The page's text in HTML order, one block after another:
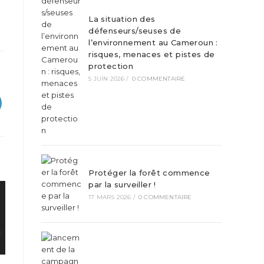
La situation des
défenseurs/seuses de
l’environnement au Cameroun :
risques, menaces et pistes de
protection
5 JUIN 2026 / 0 COMMENTAIRE
Protéger la forêt commence
par la surveiller !
17 MARS 2026 / 0 COMMENTAIRE